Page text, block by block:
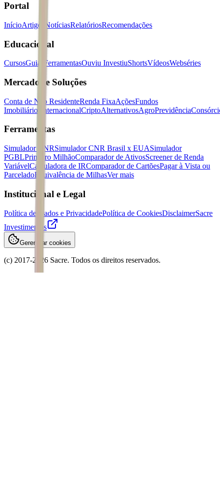
Portal
InícioArtigos NotíciasRelatóriosRecomendações
Educacional
CursosGuias FerramentasOuviu InvestiuShortsVídeosWebséries
Mercados e Soluções
Conta de Não ResidenteRenda FixaAçõesFundos
Imobiliários
InternacionalCriptoAlternativosAgroPrevidência
Ferramentas
Simulador CNRSimulador CNR Brasil x EUASimulador
PGBLPrimeiro MilhãoComparador de AtivosScreener de Renda
VariávelCalculadora de IRComparador de CartõesPagar à Vista ou
ParceladoEquivalência de MilhasVer mais
Institucional e Legal
Política de Dados e PrivacidadePolítica de CookiesDisclaimerSacre
Investimentos
Gerenciar cookies
(c) 2017-2026 Sacre. Todos os direitos reservados.